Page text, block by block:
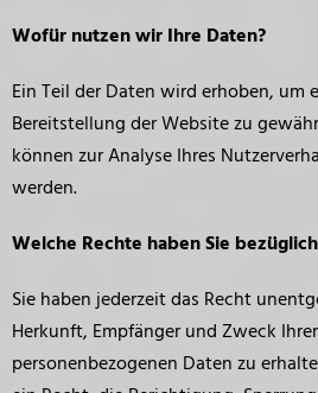
Wofür nutzen wir Ihre Daten?
Ein Teil der Daten wird erhoben, um
Bereitstellung der Website zu
können zur Analyse Ihres
werden.
Welche Rechte haben Sie
Sie haben jederzeit das Recht
Herkunft, Empfänger und Zweck
personenbezogenen Daten zu